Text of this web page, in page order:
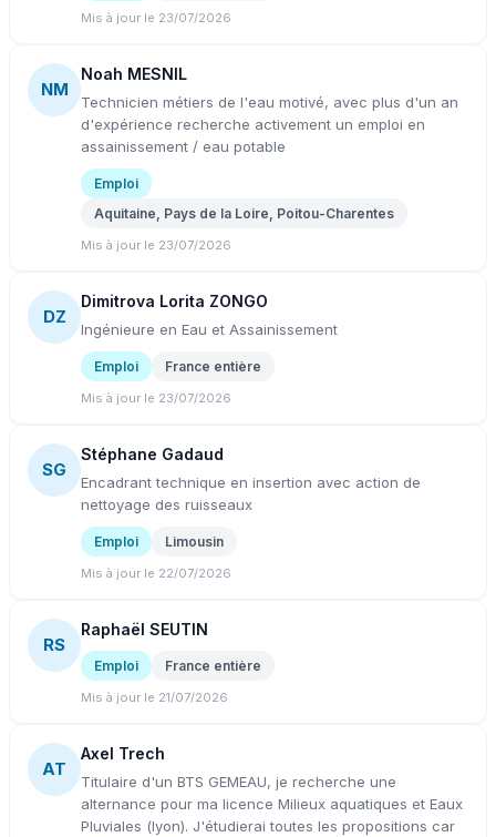
Mis à jour le 23/07/2026
NM
Noah MESNIL
Technicien métiers de l'eau motivé, avec plus d'un an
d'expérience recherche activement un emploi en
assainissement / eau potable
Emploi
Aquitaine, Pays de la Loire, Poitou-Charentes
Mis à jour le 23/07/2026
DZ
Dimitrova Lorita ZONGO
Ingénieure en Eau et Assainissement
Emploi France entière
Mis à jour le 23/07/2026
SG
Stéphane Gadaud
Encadrant technique en insertion avec action de
nettoyage des ruisseaux
Emploi Limousin
Mis à jour le 22/07/2026
RS
Raphaël SEUTIN
Emploi France entière
Mis à jour le 21/07/2026
AT
Axel Trech
Titulaire d'un BTS GEMEAU, je recherche une
alternance pour ma licence Milieux aquatiques et Eaux
Pluviales (lyon). J'étudierai toutes les propositions car